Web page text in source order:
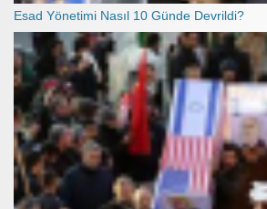
Esad Yönetimi Nasıl 10 Günde Devrildi?